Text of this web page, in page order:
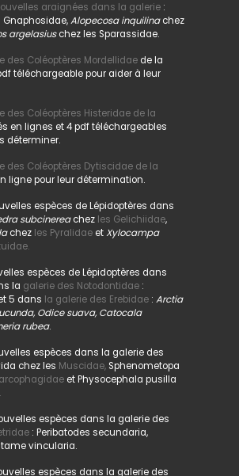
araignées dans la galerie:
Gnaphosidae,Alopecosa inquilinachez
argelasiuschez les Sparassidae.
des Coléoptères Mordellidaede la
téléchargeable pour aider à leur
des Coléoptères Histeridae de la
en lignes et 4 pdf téléchargeables
déterminer.
des Coléoptères Dytiscidae de la
ligne pour leur détermination.
espèces de Lépidoptères dans
subcinereachez les Gelichiidae,
chez les PyralidaeetXylocampa
espèces de Lépidoptères dans
la galerie des Notodontidae:
5 dans la galerie des Erebidae: Arctia
Odice suava, Catocala
rubea.
espèces dans la galerie des
chez les Muscidae,Sphenometopa
et Physocephala pusilla
espèces dans la galerie des
: Peribatodes secundaria,
vincularia.
espèces dans la galerie des